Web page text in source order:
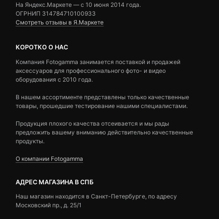
На Яндекс.Маркете — c 10 июня 2014 года.
ОГРНИП 314784710100933
Смотреть отзывы в Я.Маркете
КОРОТКО О НАС
Компания Fotogamma занимается поставкой и продажей
аксессуаров для профессионального фото- и видео
оборудования с 2010 года.
В нашем ассортименте представлены только качественные
товары, прошедшие тестирование нашими специалистами.
Продукция плохого качества отсеивается и мы рады
предложить вашему вниманию действительно качественные
продукты.
О компании Fotogamma
АДРЕС МАГАЗИНА В СПБ
Наш магазин находится в Санкт-Петербурге, по адресу
Московский пр., д. 25/1